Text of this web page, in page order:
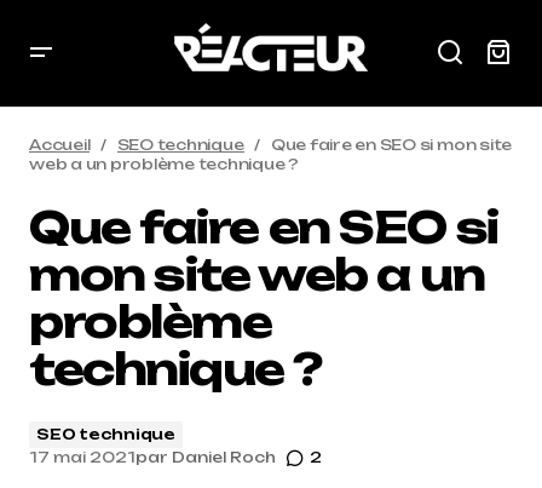
Accueil SEO technique
Que faire en SEO si mon site
web a un problème technique ?
Que faire en SEO si
mon site web a un
problème
technique ?
SEO technique
17 mai 2021par Daniel Roch 2